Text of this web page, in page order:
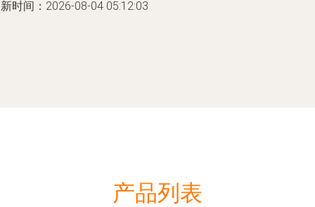
时间：2026-08-04 05:12:03
产品列表